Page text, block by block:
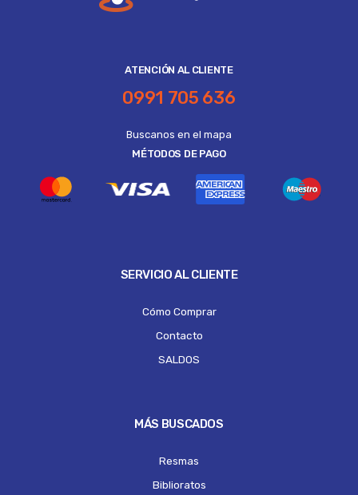
ATENCIÓN AL CLIENTE
0991 705 636
Buscanos en el mapa
MÉTODOS DE PAGO
SERVICIO AL CLIENTE
Cómo Comprar
Contacto
SALDOS
MÁS BUSCADOS
Resmas
Biblioratos